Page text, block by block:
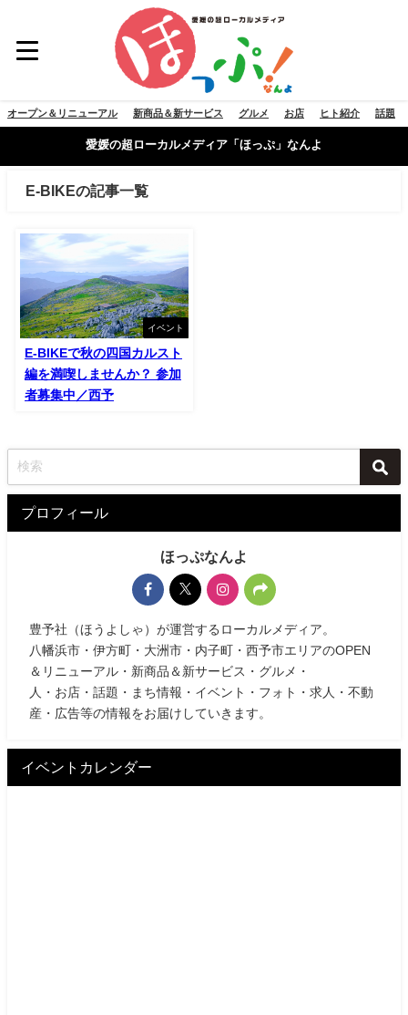
オープン＆リニューアル 新商品＆新サービス グルメ お店 ヒト紹介 話題
愛媛の超ローカルメディア「ほっぷ」なんよ
E-BIKEの記事一覧
イベント
E-BIKEで秋の四国カルスト
編を満喫しませんか？ 参加
者募集中／西予
プロフィール
ほっぷなんよ
豊予社（ほうよしゃ）が運営するローカルメディア。
八幡浜市・伊方町・大洲市・内子町・西予市エリアのOPEN
＆リニューアル・新商品＆新サービス・グルメ・
人・お店・話題・まち情報・イベント・フォト・求人・不動
産・広告等の情報をお届けしていきます。
イベントカレンダー